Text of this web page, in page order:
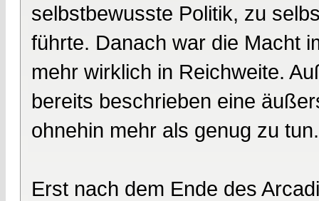
selbstbewusste Politik, zu
führte. Danach war die Macht
mehr wirklich in Reichweite.
bereits beschrieben eine
ohnehin mehr als genug zu tun.
Erst nach dem Ende des